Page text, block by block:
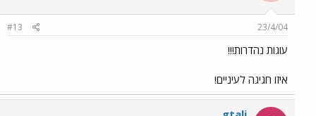
23/4/04
#13
עוגות נהדרות!!!
איזו חגיגה לעיניים!